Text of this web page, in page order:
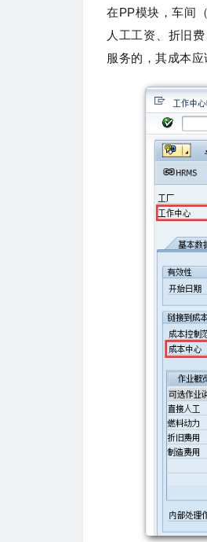
在PP模块，车间
人工工资、折旧
服务的，其成本应